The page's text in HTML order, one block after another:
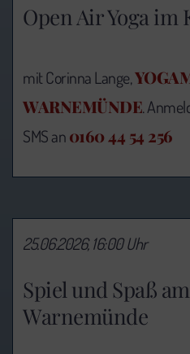
Open Air Yoga
mit Corinna Lange,
WARNEMÜNDE.
SMS an0160 44 54 256
Spiel und Spaß
Warnemünde
25.06.2026, 16:00 Uhr